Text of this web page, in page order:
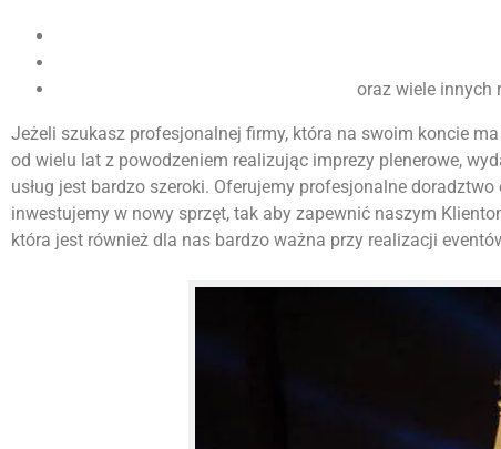
oraz wiele innych
Jeżeli szukasz profesjonalnej firmy, która na swoim koncie
od wielu lat z powodzeniem realizując imprezy plenerowe,
usług jest bardzo szeroki. Oferujemy profesjonalne
inwestujemy w nowy sprzęt, tak aby zapewnić naszym
która jest również dla nas bardzo ważna przy realizacji